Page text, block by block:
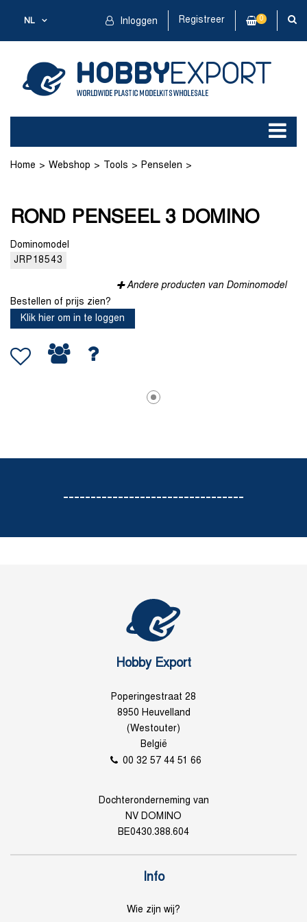
NL Inloggen Registreer 0
Home Webshop Tools Penselen
ROND PENSEEL 3 DOMINO
Dominomodel
JRP18543
Andere producten van Dominomodel
Bestellen of prijs zien?
Klik hier om in te loggen
---------------------------------
Hobby Export
Poperingestraat 28
8950 Heuvelland
(Westouter)
België
00 32 57 44 51 66
Dochteronderneming van
NV DOMINO
BE0430.388.604
Info
Wie zijn wij?